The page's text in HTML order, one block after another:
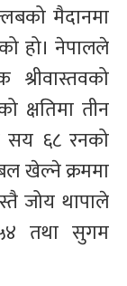
मैदानमा
हो। नेपालले
क्षतिमा तीन
सय ६८ रनको
खेल्ने क्रममा
जोय थापाले
तथा सुगम